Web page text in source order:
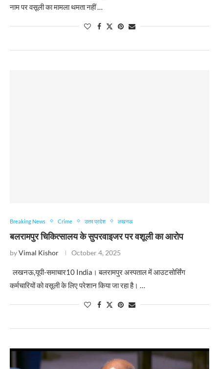
नाम पर वसूली का मामला थमता नहीं …
Breaking News Crime उत्तर प्रदेश लखनऊ
बलरामपुर चिकित्सालय के सुपरवाइजर पर वशूली का आरोप
byVimal Kishor October 4, 2025
लखनऊ,यूपी-समाचार10 India। बलरामपुर अस्पताल में आउटसोर्सिंग
कर्मचारियों को वसूली के लिए परेशान किया जा रहा है। …